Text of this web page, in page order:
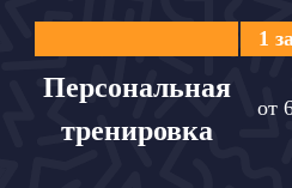
1
Персональная
тренировка
от